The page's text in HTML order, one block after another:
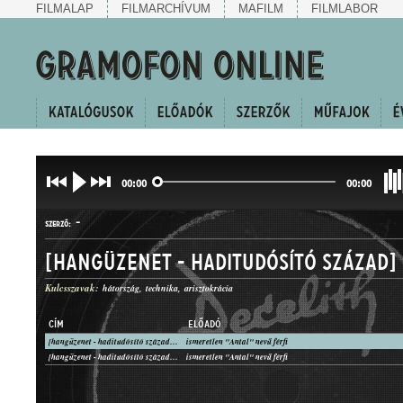
FILMALAP FILMARCHÍVUM MAFILM FILMLABOR
00:00 00:00
SZERZŐ: -
MŰFAJ: HANGÜZENET
[hangüzenet - haditudósító
Kulcsszavak: hátország technika arisztokrácia
CÍM ELŐADÓ
[hangüzenet - haditudósító század] "A" oldal
ismeretlen "Antal" nevű férfi
[hangüzenet - haditudósító század] "B" oldal
ismeretlen "Antal" nevű férfi